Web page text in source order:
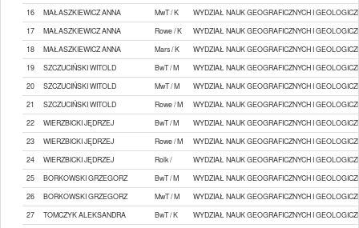
16
MAŁASZKIEWICZ ANNA MwT / K
WYDZIAŁ NAUK GEOGRAFICZNYCH I
17
MAŁASZKIEWICZ ANNA Rowe / K
WYDZIAŁ NAUK GEOGRAFICZNYCH I
18
MAŁASZKIEWICZ ANNA Mars / K
WYDZIAŁ NAUK GEOGRAFICZNYCH I
19
SZCZUCIŃSKI WITOLD BwT / M
WYDZIAŁ NAUK GEOGRAFICZNYCH I
20
SZCZUCIŃSKI WITOLD MwT / M
WYDZIAŁ NAUK GEOGRAFICZNYCH I
21
SZCZUCIŃSKI WITOLD Rowe / M
WYDZIAŁ NAUK GEOGRAFICZNYCH I
22
WIERZBICKI JĘDRZEJ BwT / M
WYDZIAŁ NAUK GEOGRAFICZNYCH I
23
WIERZBICKI JĘDRZEJ Rowe / M
WYDZIAŁ NAUK GEOGRAFICZNYCH I
24
WIERZBICKI JĘDRZEJ Rolk /
WYDZIAŁ NAUK GEOGRAFICZNYCH I
25
BORKOWSKI GRZEGORZ BwT / M
WYDZIAŁ NAUK GEOGRAFICZNYCH I
26
BORKOWSKI GRZEGORZ MwT / M
WYDZIAŁ NAUK GEOGRAFICZNYCH I
27
TOMCZYK ALEKSANDRA BwT / K WYDZIAŁ NAUK GEOGRAFICZNYCH I